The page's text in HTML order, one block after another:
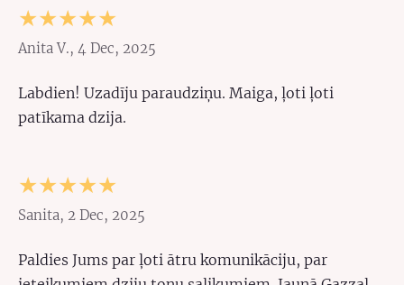
★★★★★
Anita V., 4 Dec, 2025
Labdien! Uzadīju paraudziņu. Maiga, ļoti ļoti
patīkama dzija.
★★★★★
Sanita, 2 Dec, 2025
Paldies Jums par ļoti ātru komunikāciju, par